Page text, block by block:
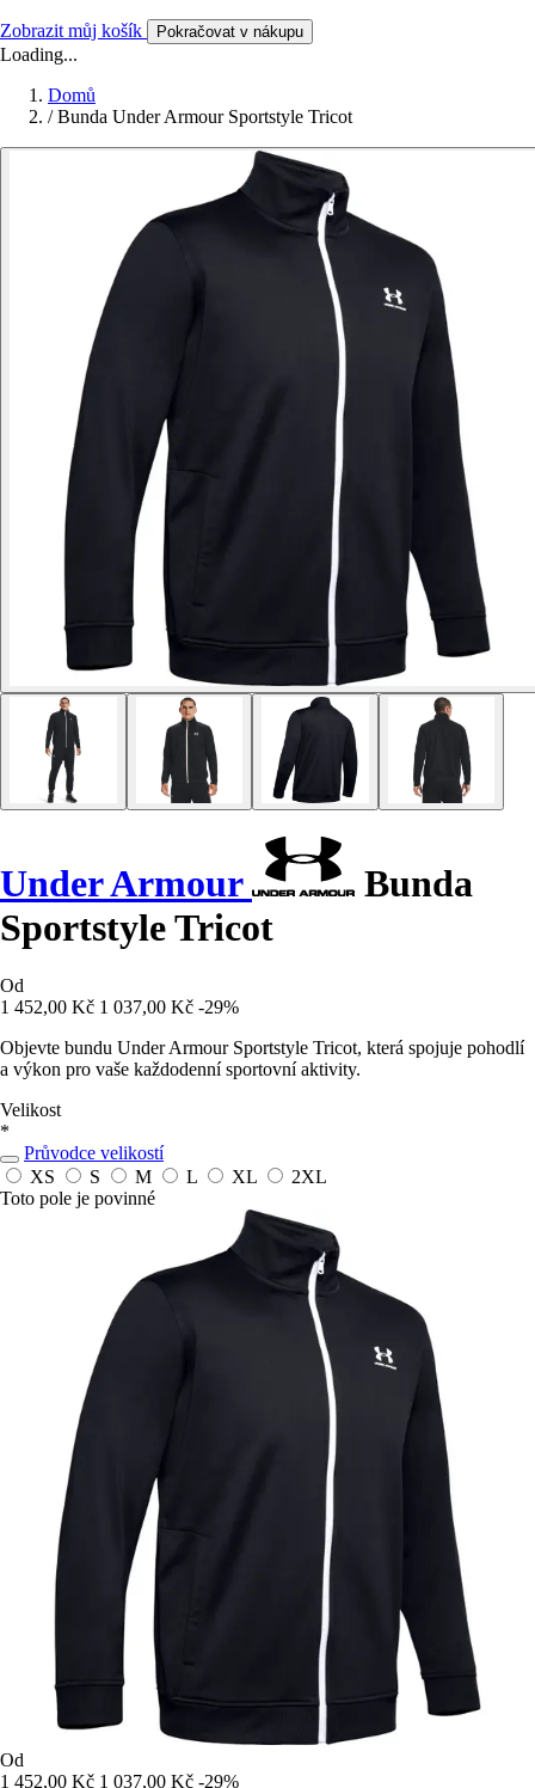
Zobrazit můj košík Pokračovat v nákupu
Loading...
Domů
/ Bunda Under Armour Sportstyle Tricot
Under Armour
Bunda
Sportstyle Tricot
Od
1 452,00 Kč 1 037,00 Kč -29%
Objevte bundu Under Armour Sportstyle Tricot, která spojuje pohodlí
a výkon pro vaše každodenní sportovní aktivity.
Velikost
*
Průvodce velikostí
XS
S M L XL
2XL
Toto pole je povinné
Od
1 452,00 Kč 1 037,00 Kč -29%